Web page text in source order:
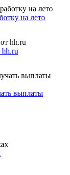
на лето
hh.ru
выплаты